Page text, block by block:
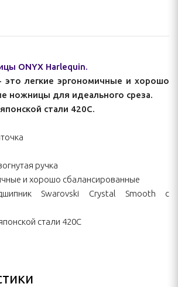
ONYX Harlequin.
это легкие эргономичные и хорошо
ножницы для идеального среза.
стали 420С.
ручка
и хорошо сбалансированные
Swarovski Crystal Smooth с
стали 420С